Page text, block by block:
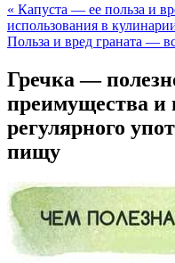
« Капуста — ее польза и
использования в
Польза и вред граната —
Гречка —
преимущества и
регулярного
пищу